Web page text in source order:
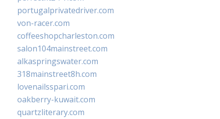
portugalprivatedriver.com
von-racer.com
coffeeshopcharleston.com
salon104mainstreet.com
alkaspringswater.com
318mainstreet8h.com
lovenailsspari.com
oakberry-kuwait.com
quartzliterary.com